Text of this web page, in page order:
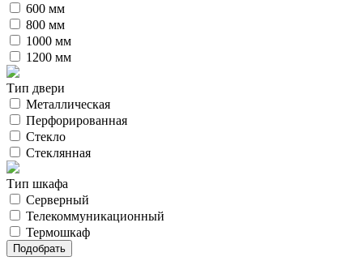
600 мм
800 мм
1000 мм
1200 мм
Тип двери
Металлическая
Перфорированная
Стекло
Стеклянная
Тип шкафа
Серверный
Телекоммуникационный
Термошкаф